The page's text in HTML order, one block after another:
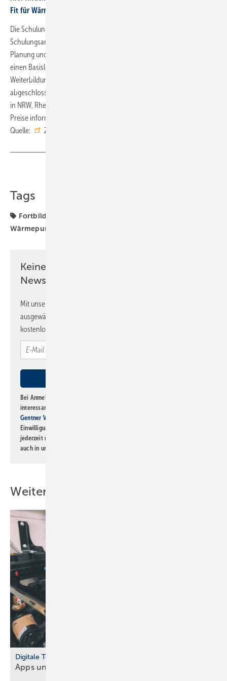
Fit für Wärmepumpen
Die Schulungsinhalte sind mindestens gleichwertig zu vergleichbaren
Schulungsangeboten wie z. B. VDI 4645 Blatt 1 mit der Zielgruppe
Planung und Errichtung, weicht aber u. a. durch die Aufteilung in
einen Basislehrgang und einen optionalen Teil offen davon ab. Die
Weiterbildung wird bei bestandener Prüfung mit Zertifikat vom ZVSHK
abgeschlossen. Es stehen drei Bildungsstätten zur Auswahl und zwar
in NRW, Rheinland-Pfalz und Niedersachsen. Über Termine und
Preise informieren die
Quelle:
ZVSHK
Tags
Fortbildung
Wärmepumpe
Keine Zeit? Kein Problem mit dem SBZ
Newsletter!
Mit unserem Newsletter erhalten Sie regelmäßig von uns
ausgewählte Informationen und Neuigkeiten, gebündelt und
kostenlos direkt ins Postfach.
Bei Anmeldung zu diesem Newsletter bin ich damit einverstanden, über
interessante Verlags- und Online-Angebote
Gentner Verlag GmbH & Co. KG
Einwilligung kann ich jederzeit widerrufen und eine Abmeldung ist
jederzeit möglich. Informationen zum Umgang mit Daten finden Sie
auch in unserer
Weitere Inhalte
Digitale Tools
Apps und Soft­ware für Hand­werker und